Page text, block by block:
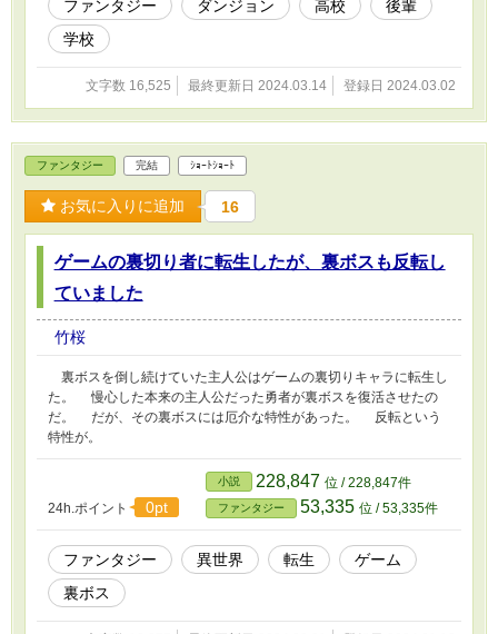
ファンタジー ダンジョン 高校
後輩
学校
文字数 16,525 最終更新日 2024.03.14 登録日 2024.03.02
ファンタジー 完結 ｼｮｰﾄｼｮｰﾄ
お気に入りに追加 16
ゲームの裏切り者に転生したが、裏ボスも反転し
ていました
竹桜
裏ボスを倒し続けていた主人公はゲームの裏切りキャラに転生し
た。 慢心した本来の主人公だった勇者が裏ボスを復活させたの
だ。 だが、その裏ボスには厄介な特性があった。 反転という
特性が。
24h.ポイント 0pt
小説 228,847 位 / 228,847件
ファンタジー 53,335 位 / 53,335件
ファンタジー 異世界 転生
ゲーム
裏ボス